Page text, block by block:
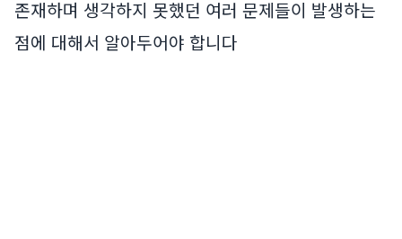
존재하며 생각하지 못했던 여러 문제들이 발생하는
점에 대해서 알아두어야 합니다